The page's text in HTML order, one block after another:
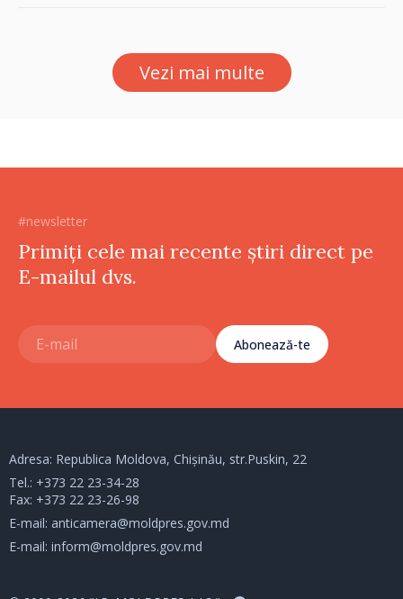
Vezi mai multe
#newsletter
Primiți cele mai recente știri direct pe
E-mailul dvs.
Abonează-te
Adresa: Republica Moldova, Chișinău, str.Puskin, 22
Tel.: +373 22 23-34-28
Fax: +373 22 23-26-98
E-mail: anticamera@moldpres.gov.md
E-mail: inform@moldpres.gov.md